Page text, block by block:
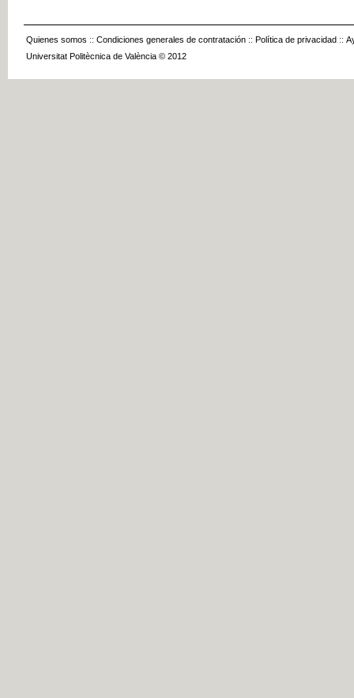
Quienes somos :: Condiciones generales de contratación :: Política de privacidad ::
Universitat Politècnica de València © 2012